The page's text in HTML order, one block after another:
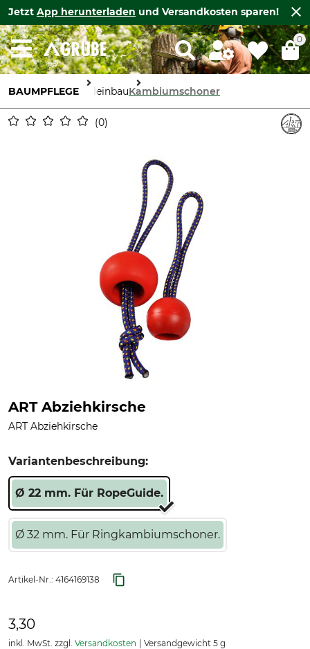
Jetzt App herunterladen und Versandkosten sparen!
0
BAUMPFLEGE SeileinbauKambiumschoner
0
ART Abziehkirsche
ART Abziehkirsche
Variantenbeschreibung:
Ø 22 mm. Für RopeGuide.
Ø 32 mm. Für Ringkambiumschoner.
Artikel-Nr.: 4164169138
3,30
inkl. MwSt. zzgl. Versandkosten Versandgewicht 5 g